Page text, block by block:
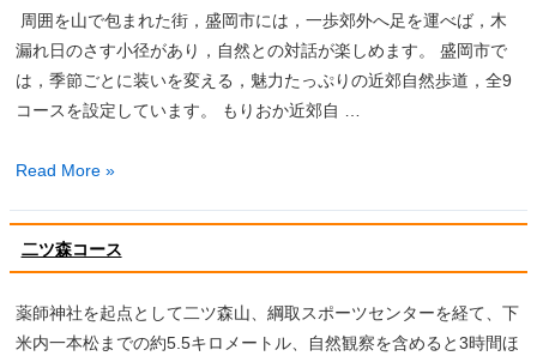
た。
然
歩
道
花
周囲を山で包まれた街，盛岡市には，一歩郊外へ足を運べば，木
漏れ日のさす小径があり，自然との対話が楽しめます。 盛岡市で
は，季節ごとに装いを変える，魅力たっぷりの近郊自然歩道，全9
コースを設定しています。 もりおか近郊自 …
も
お
か
郊
自
Read More »
二ツ森コース
薬師神社を起点として二ツ森山、綱取スポーツセンターを経て、下
米内一本松までの約5.5キロメートル、自然観察を含めると3時間ほ